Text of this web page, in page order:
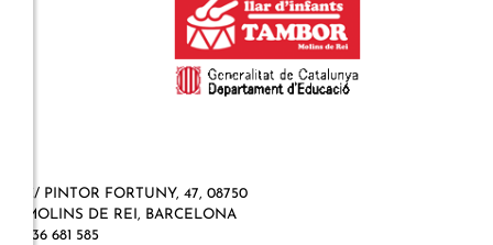
C/ PINTOR FORTUNY, 47, 08750
MOLINS DE REI, BARCELONA
936 681 585